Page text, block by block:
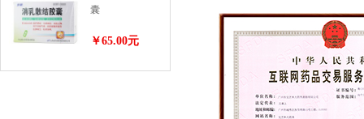
囊
￥65.00元